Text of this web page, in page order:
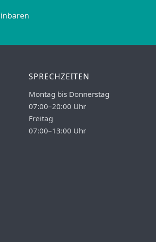
SPRECHZEITEN
Montag bis Donnerstag
07:00–20:00 Uhr
Freitag
07:00–13:00 Uhr